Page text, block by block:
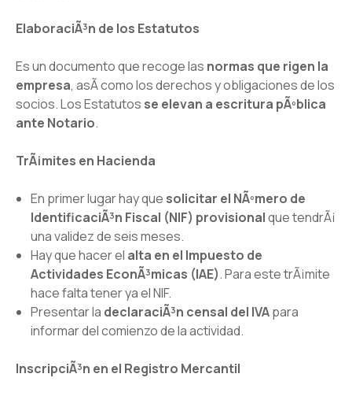
ElaboraciÃ³n de los Estatutos
Es un documento que recoge las normas que rigen la
empresa, asÃ­ como los derechos y obligaciones de los
socios. Los Estatutos se elevan a escritura pÃºblica
ante Notario.
TrÃ¡mites en Hacienda
En primer lugar hay que solicitar el NÃºmero de
IdentificaciÃ³n Fiscal (NIF) provisionalque tendrÃ¡
una validez de seis meses.
Hay que hacer el alta en el Impuesto de
Actividades EconÃ³micas (IAE). Para este trÃ¡mite
hace falta tener ya el NIF.
Presentar la declaraciÃ³n censal del IVApara
informar del comienzo de la actividad.
InscripciÃ³n en el Registro Mercantil